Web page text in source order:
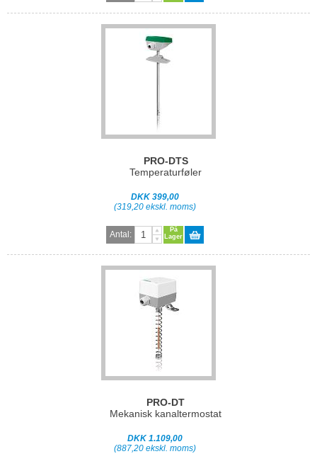
PRO-DTS
Temperaturføler
DKK 399,00
(319,20 ekskl. moms)
Antal:
På
Lager
PRO-DT
Mekanisk kanaltermostat
DKK 1.109,00
(887,20 ekskl. moms)